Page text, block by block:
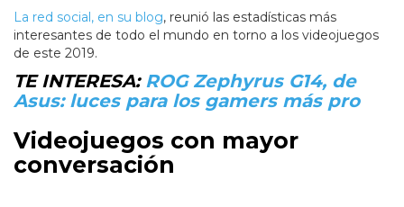
La red social, en su blog, reunió las estadísticas más
interesantes de todo el mundo en torno a los videojuegos
de este 2019.
TE INTERESA: ROG Zephyrus G14, de
Asus: luces para los gamers más pro
Videojuegos con mayor
conversación